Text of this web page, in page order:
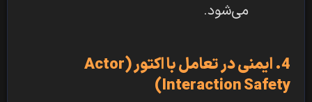
می‌شود.
4. ایمنی در تعامل با اکتور (Actor
Interaction Safety)